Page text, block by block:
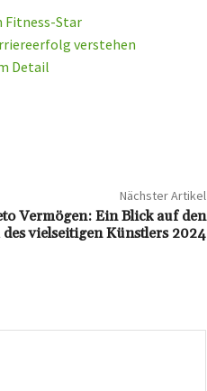
Fitness-Star
verstehen
Detail
Nächster Artikel
Vermögen: Ein Blick auf den
vielseitigen Künstlers 2024